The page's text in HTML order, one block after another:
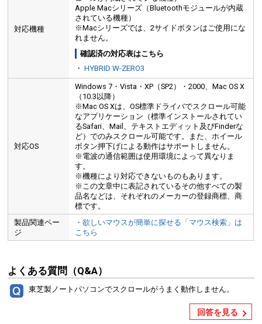
対応機種
Apple Macシリーズ（Bluetoothモジュールが内蔵
されている機種）
※Macシリーズでは、2サイドボタンはご使用にな
れません。
確認済の対応表はこちら
・HYBRID W-ZERO3
対応OS
Windows 7・Vista・XP（SP2）・2000、Mac OS X
（10.3以降）
※Mac OS Xは、OS標準ドライバでスクロール可能
なアプリケーション（標準インストールされてい
るSafari、Mail、テキストエディット及びFinderな
ど）でのみスクロール可能です。また、ホイール
ボタン押下げによる動作はサポートしません。
※電波の通信範囲は使用環境によって異なりま
す。
※機種により対応できないものもあります。
※この文章中に表記されているその他すべての製
品名などは、それぞれのメーカーの登録商標、商
標です。
製品関連ペー
ジ
・欲しいマウスが簡単に探せる「マウス検索」は
こちら
よくある質問（Q&A）
東芝製ノートパソコンでスクロールがうまく動作しません。
回答を見る